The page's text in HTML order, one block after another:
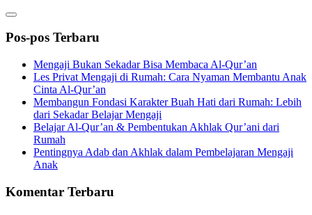
Pos-pos Terbaru
Mengaji Bukan Sekadar Bisa Membaca Al-Qur’an
Les Privat Mengaji di Rumah: Cara Nyaman Membantu Anak
Cinta Al-Qur’an
Membangun Fondasi Karakter Buah Hati dari Rumah: Lebih
dari Sekadar Belajar Mengaji
Belajar Al-Qur’an & Pembentukan Akhlak Qur’ani dari
Rumah
Pentingnya Adab dan Akhlak dalam Pembelajaran Mengaji
Anak
Komentar Terbaru